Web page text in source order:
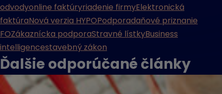
odvodyonline faktúryriadenie firmyElektronická
faktúraNová verzia HYPOPodporadaňové priznanie
FOZákaznícka podporaStravné lístkyBusiness
intelligencestavebný zákon
Ďalšie odporúčané články